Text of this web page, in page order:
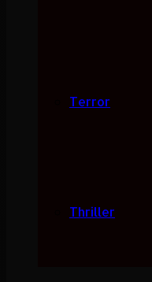
Terror
Thriller